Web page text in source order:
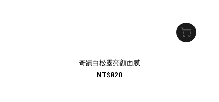
奇蹟白松露亮顏面膜
NT$820